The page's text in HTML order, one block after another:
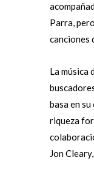
Parra,
canciones
La música
basa en
riqueza
Jon